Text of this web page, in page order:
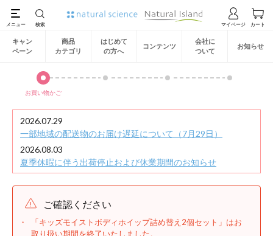
キャン
ペーン
商品
カテゴリ
はじめて
の方へ
コンテンツ
会社に
ついて
お知らせ
お買い物かご
2026.07.29
一部地域の配送物のお届け遅延について（7月29日）
2026.08.03
夏季休暇に伴う出荷停止および休業期間のお知らせ
ご確認ください
「キッズモイストボディホイップ詰め替え2個セット」はお
取り扱い期間を終了いたしました。